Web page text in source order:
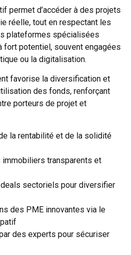
permet d’accéder à des projets
réelle, tout en respectant les
plateformes spécialisées
fort potentiel, souvent engagées
ou la digitalisation.
favorise la diversification et
des fonds, renforçant
porteurs de projet et
la rentabilité et de la solidité
transparents et
sectoriels pour diversifier
des PME innovantes via le
des experts pour sécuriser